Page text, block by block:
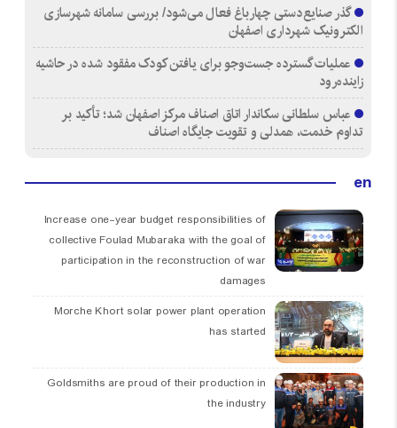
گذر صنایع‌دستی چهارباغ فعال می‌شود/ بررسی سامانه شهرسازی
الکترونیک شهرداری اصفهان
عملیات گسترده جست‌وجو برای یافتن کودک مفقود شده در حاشیه
زاینده‌رود
عباس سلطانی سکاندار اتاق اصناف مرکز اصفهان شد؛ تأکید بر
تداوم خدمت، همدلی و تقویت جایگاه اصناف
en
Increase one-year budget responsibilities of
collective Foulad Mubaraka with the goal of
participation in the reconstruction of war
damages
Morche Khort solar power plant operation
has started
Goldsmiths are proud of their production in
the industry